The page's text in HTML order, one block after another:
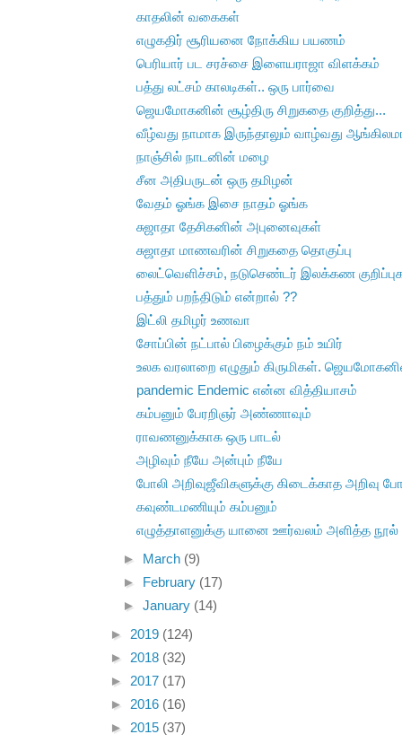
காதலின் வகைகள்
எழுகதிர் சூரியனை நோக்கிய பயணம்
பெரியார் பட சரச்சை இளையராஜா விளக்கம்
பத்து லட்சம் காலடிகள்.. ஒரு பார்வை
ஜெயமோகனின் சூழ்திரு சிறுகதை குறித்து...
வீழ்வது நாமாக இருந்தாலும் வாழ்வது
நாஞ்சில் நாடனின் மழை
சீன அதிபருடன் ஒரு தமிழன்
வேதம் ஓங்க இசை நாதம் ஓங்க
சுஜாதா தேசிகனின் அபுனைவுகள்
சுஜாதா மாணவரின் சிறுகதை தொகுப்பு
லைட்வெளிச்சம், நடுசெண்டர் இலக்கண
பத்தும் பறந்திடும் என்றால் ??
இட்லி தமிழர் உணவா
சோப்பின் நட்பால் பிழைக்கும் நம் உயிர்
உலக வரலாறை எழுதும் கிருமிகள்.
pandemic Endemic என்ன வித்தியாசம்
கம்பனும் பேரறிஞர் அண்ணாவும்
ராவணனுக்காக ஒரு பாடல்
அழிவும் நீயே அன்பும் நீயே
போலி அறிவுஜீவிகளுக்கு கிடைக்காத அறிவு
கவுண்டமணியும் கம்பனும்
எழுத்தாளனுக்கு யானை ஊர்வலம் அளித்த நூல்
►
March (9)
►
February (17)
►January (14)
► 2019 (124)
► 2018 (32)
► 2017 (17)
► 2016 (16)
► 2015 (37)